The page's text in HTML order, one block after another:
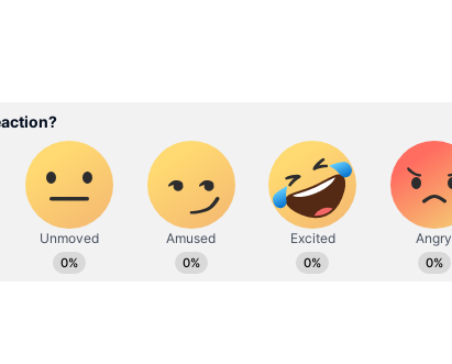
Prabhas: 2 ఎకరాల్లో 200 కోట్ల
రాజభవనం.. ప్రభాస్ డ్రీమ్ హౌస్ ప్లేస్
వాల్యూ ఎంతో తెలుసా? షాక్
అవుతారు..
Lady
జెట్, 200
బ్యూటీ ఎవరు?